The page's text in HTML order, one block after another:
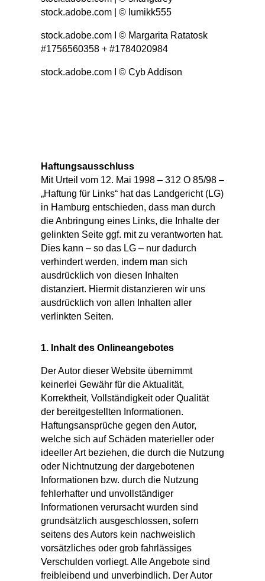
stock.adobe.com | © lumikk555
stock.adobe.com I © Margarita Ratatosk
#1756560358 + #1784020984
stock.adobe.com I © Cyb Addison
Haftungsausschluss
Mit Urteil vom 12. Mai 1998 – 312 O 85/98 –
„Haftung für Links“ hat das Landgericht (LG)
in Hamburg entschieden, dass man durch
die Anbringung eines Links, die Inhalte der
gelinkten Seite ggf. mit zu verantworten hat.
Dies kann – so das LG – nur dadurch
verhindert werden, indem man sich
ausdrücklich von diesen Inhalten
distanziert. Hiermit distanzieren wir uns
ausdrücklich von allen Inhalten aller
verlinkten Seiten.
1. Inhalt des Onlineangebotes
Der Autor dieser Website übernimmt
keinerlei Gewähr für die Aktualität,
Korrektheit, Vollständigkeit oder Qualität
der bereitgestellten Informationen.
Haftungsansprüche gegen den Autor,
welche sich auf Schäden materieller oder
ideeller Art beziehen, die durch die Nutzung
oder Nichtnutzung der dargebotenen
Informationen bzw. durch die Nutzung
fehlerhafter und unvollständiger
Informationen verursacht wurden sind
grundsätzlich ausgeschlossen, sofern
seitens des Autors kein nachweislich
vorsätzliches oder grob fahrlässiges
Verschulden vorliegt. Alle Angebote sind
freibleibend und unverbindlich. Der Autor